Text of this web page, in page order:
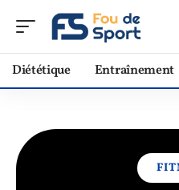
Diététique Entraînement